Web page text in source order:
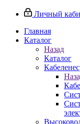
Личный
Главная
Каталог
Назад
Каталог